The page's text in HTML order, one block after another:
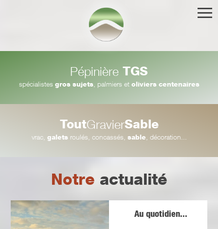
Pépinière TGS
spécialistes gros sujets, palmiers et oliviers centenaires
ToutGravierSable
vrac, galetsroulés, concassés, sable , décoration...
Notre actualité
Au quotidien...